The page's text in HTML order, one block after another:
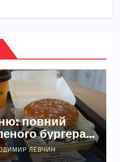
повний
бургера
ЛЕВЧИН